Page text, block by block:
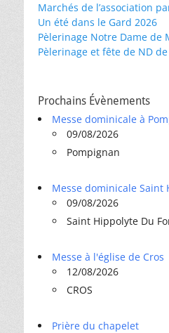
Marchés de l’association
Un été dans le Gard 2026
Pèlerinage Notre Dame de
Pèlerinage et fête de ND
Prochains Évènements
Messe dominicale à
09/08/2026
Pompignan
Messe dominicale Saint
09/08/2026
Saint Hippolyte Du
Messe à l'église de Cros
12/08/2026
CROS
Prière du chapelet